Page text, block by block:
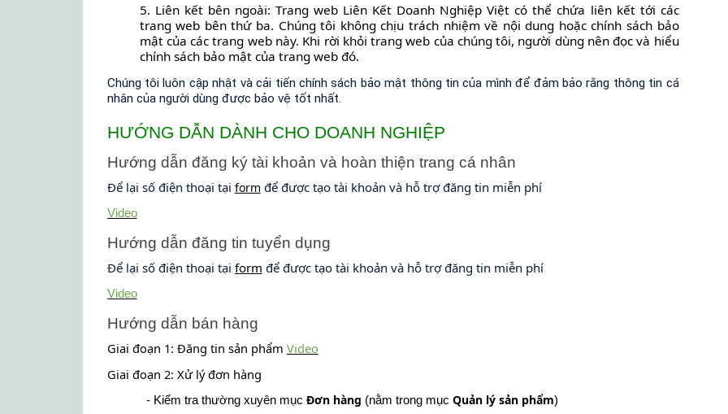
5. Liên kết bên ngoài: Trang web Liên Kết Doanh Nghiệp Việt có thể chứa liên kết tới các
trang web bên thứ ba. Chúng tôi không chịu trách nhiệm về nội dung hoặc chính sách bảo
mật của các trang web này. Khi rời khỏi trang web của chúng tôi, người dùng nên đọc và hiểu
chính sách bảo mật của trang web đó.
Chúng tôi luôn cập nhật và cải tiến chính sách bảo mật thông tin của mình để đảm bảo rằng thông tin cá
nhân của người dùng được bảo vệ tốt nhất.
HƯỚNG DẪN DÀNH CHO DOANH NGHIỆP
Hướng dẫn đăng ký tài khoản và hoàn thiện trang cá nhân
Để lại số điện thoại tại form để được tạo tài khoản và hỗ trợ đăng tin miễn phí
Video
Hướng dẫn đăng tin tuyển dụng
Để lại số điện thoại tại form để được tạo tài khoản và hỗ trợ đăng tin miễn phí
Video
Hướng dẫn bán hàng
Giai đoạn 1: Đăng tin sản phẩm Video
Giai đoạn 2: Xử lý đơn hàng
- Kiểm tra thường xuyên mục Đơn hàng (nằm trong mục Quản lý sản phẩm)